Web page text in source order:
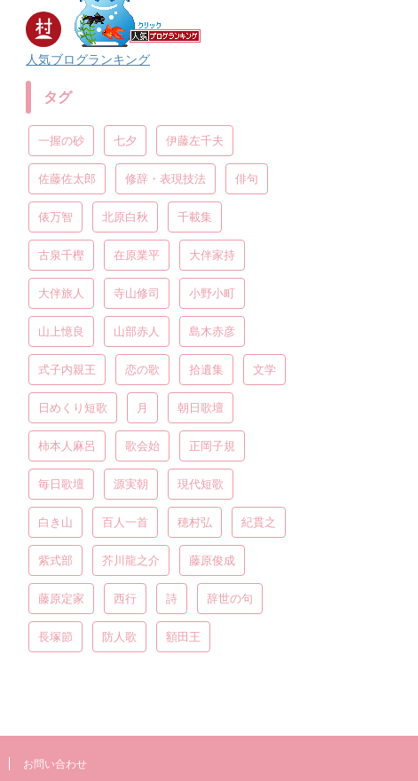
人気ブログランキング
タグ
一握の砂 七夕 伊藤左千夫
佐藤佐太郎 修辞・表現技法 俳句
俵万智 北原白秋 千載集
古泉千樫 在原業平 大伴家持
大伴旅人 寺山修司 小野小町
山上憶良 山部赤人 島木赤彦
式子内親王 恋の歌 拾遺集 文学
日めくり短歌 月 朝日歌壇
柿本人麻呂 歌会始 正岡子規
毎日歌壇 源実朝 現代短歌
白き山 百人一首 穂村弘 紀貫之
紫式部 芥川龍之介 藤原俊成
藤原定家 西行 詩 辞世の句
長塚節 防人歌 額田王
お問い合わせ